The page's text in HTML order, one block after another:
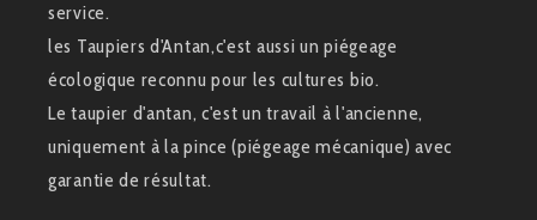
service.
les Taupiers d'Antan,c'est aussi un piégeage
écologique reconnu pour les cultures bio.
Le taupier d'antan, c'est un travail à l'ancienne,
uniquement à la pince (piégeage mécanique) avec
garantie de résultat.